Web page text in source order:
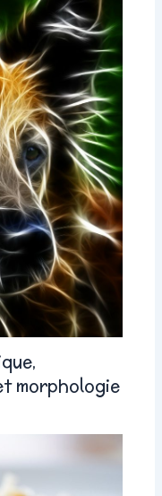
morphologie